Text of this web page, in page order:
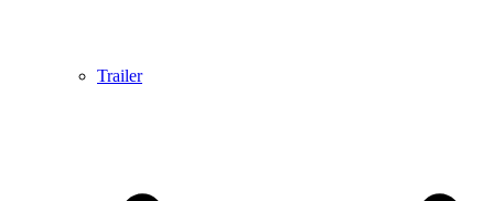
Trailer